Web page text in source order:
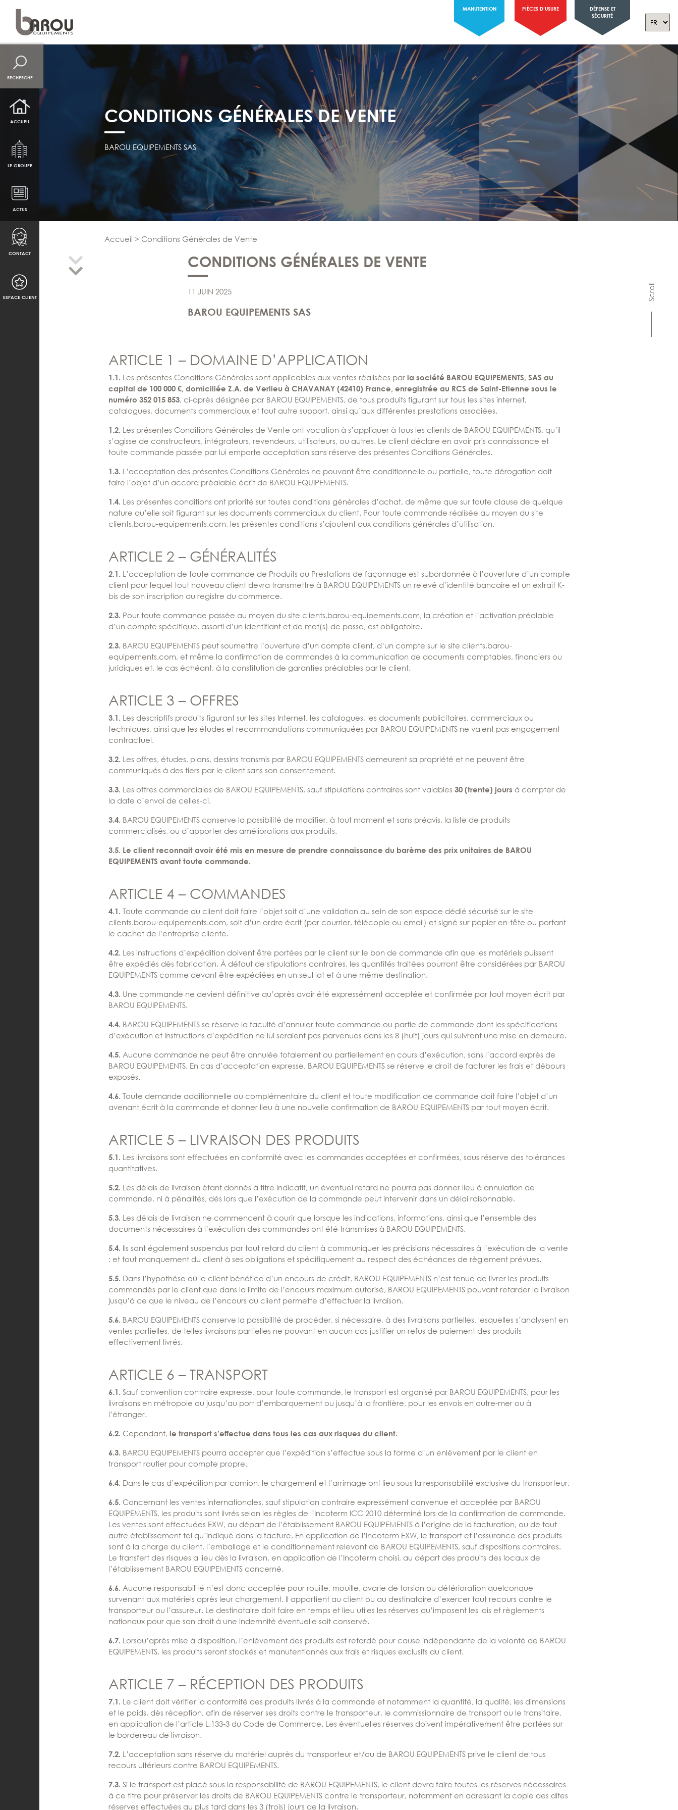
NAVIGATION PRINCIPALE
MANUTENTION PIÈCES D’USURE
DÉFENSE ET
SÉCURITÉ
RECHERCHE
ACCUEIL
LE GROUPE
ACTUS
CONTACT
ESPACE CLIENT
CONDITIONS GÉNÉRALES DE VENTE
BAROU EQUIPEMENTS SAS
Scroll
Accueil > Conditions Générales de Vente
CONDITIONS GÉNÉRALES DE VENTE
11 JUIN 2025
BAROU EQUIPEMENTS SAS
ARTICLE 1 – DOMAINE D’APPLICATION
1.1. Les présentes Conditions Générales sont applicables aux ventes réalisées par la société BAROU EQUIPEMENTS, SAS au
capital de 100 000 €, domiciliée Z.A. de Verlieu à CHAVANAY (42410) France, enregistrée au RCS de Saint-Etienne sous le
numéro 352 015 853, ci-après désignée par BAROU EQUIPEMENTS, de tous produits figurant sur tous les sites internet,
catalogues, documents commerciaux et tout autre support, ainsi qu’aux différentes prestations associées.
1.2. Les présentes Conditions Générales de Vente ont vocation à s’appliquer à tous les clients de BAROU EQUIPEMENTS, qu’il
s’agisse de constructeurs, intégrateurs, revendeurs, utilisateurs, ou autres. Le client déclare en avoir pris connaissance et
toute commande passée par lui emporte acceptation sans réserve des présentes Conditions Générales.
1.3. L’acceptation des présentes Conditions Générales ne pouvant être conditionnelle ou partielle, toute dérogation doit
faire l’objet d’un accord préalable écrit de BAROU EQUIPEMENTS.
1.4. Les présentes conditions ont priorité sur toutes conditions générales d’achat, de même que sur toute clause de quelque
nature qu’elle soit figurant sur les documents commerciaux du client. Pour toute commande réalisée au moyen du site
clients.barou-equipements.com, les présentes conditions s’ajoutent aux conditions générales d’utilisation.
ARTICLE 2 – GÉNÉRALITÉS
2.1. L’acceptation de toute commande de Produits ou Prestations de façonnage est subordonnée à l’ouverture d’un compte
client pour lequel tout nouveau client devra transmettre à BAROU EQUIPEMENTS un relevé d’identité bancaire et un extrait K-
bis de son inscription au registre du commerce.
2.3. Pour toute commande passée au moyen du site clients.barou-equipements.com, la création et l’activation préalable
d’un compte spécifique, assorti d’un identifiant et de mot(s) de passe, est obligatoire.
2.3. BAROU EQUIPEMENTS peut soumettre l’ouverture d’un compte client, d’un compte sur le site clients.barou-
equipements.com, et même la confirmation de commandes à la communication de documents comptables, financiers ou
juridiques et, le cas échéant, à la constitution de garanties préalables par le client.
ARTICLE 3 – OFFRES
3.1. Les descriptifs produits figurant sur les sites Internet, les catalogues, les documents publicitaires, commerciaux ou
techniques, ainsi que les études et recommandations communiquées par BAROU EQUIPEMENTS ne valent pas engagement
contractuel.
3.2. Les offres, études, plans, dessins transmis par BAROU EQUIPEMENTS demeurent sa propriété et ne peuvent être
communiqués à des tiers par le client sans son consentement.
3.3. Les offres commerciales de BAROU EQUIPEMENTS, sauf stipulations contraires sont valables 30 (trente) jours à compter de
la date d’envoi de celles-ci.
3.4. BAROU EQUIPEMENTS conserve la possibilité de modifier, à tout moment et sans préavis, la liste de produits
commercialisés, ou d’apporter des améliorations aux produits.
3.5. Le client reconnait avoir été mis en mesure de prendre connaissance du barème des prix unitaires de BAROU
EQUIPEMENTS avant toute commande.
ARTICLE 4 – COMMANDES
4.1. Toute commande du client doit faire l’objet soit d’une validation au sein de son espace dédié sécurisé sur le site
clients.barou-equipements.com, soit d’un ordre écrit (par courrier, télécopie ou email) et signé sur papier en-tête ou portant
le cachet de l’entreprise cliente.
4.2. Les instructions d’expédition doivent être portées par le client sur le bon de commande afin que les matériels puissent
être expédiés dès fabrication. À défaut de stipulations contraires, les quantités traitées pourront être considérées par BAROU
EQUIPEMENTS comme devant être expédiées en un seul lot et à une même destination.
4.3. Une commande ne devient définitive qu’après avoir été expressément acceptée et confirmée par tout moyen écrit par
BAROU EQUIPEMENTS.
4.4. BAROU EQUIPEMENTS se réserve la faculté d’annuler toute commande ou partie de commande dont les spécifications
d’exécution et instructions d’expédition ne lui seraient pas parvenues dans les 8 (huit) jours qui suivront une mise en demeure.
4.5. Aucune commande ne peut être annulée totalement ou partiellement en cours d’exécution, sans l’accord exprès de
BAROU EQUIPEMENTS. En cas d’acceptation expresse, BAROU EQUIPEMENTS se réserve le droit de facturer les frais et débours
exposés.
4.6. Toute demande additionnelle ou complémentaire du client et toute modification de commande doit faire l’objet d’un
avenant écrit à la commande et donner lieu à une nouvelle confirmation de BAROU EQUIPEMENTS par tout moyen écrit.
ARTICLE 5 – LIVRAISON DES PRODUITS
5.1. Les livraisons sont effectuées en conformité avec les commandes acceptées et confirmées, sous réserve des tolérances
quantitatives.
5.2. Les délais de livraison étant donnés à titre indicatif, un éventuel retard ne pourra pas donner lieu à annulation de
commande, ni à pénalités, dès lors que l’exécution de la commande peut intervenir dans un délai raisonnable.
5.3. Les délais de livraison ne commencent à courir que lorsque les indications, informations, ainsi que l’ensemble des
documents nécessaires à l’exécution des commandes ont été transmises à BAROU EQUIPEMENTS.
5.4. Ils sont également suspendus par tout retard du client à communiquer les précisions nécessaires à l’exécution de la vente
; et tout manquement du client à ses obligations et spécifiquement au respect des échéances de règlement prévues.
5.5. Dans l’hypothèse où le client bénéfice d’un encours de crédit, BAROU EQUIPEMENTS n’est tenue de livrer les produits
commandés par le client que dans la limite de l’encours maximum autorisé, BAROU EQUIPEMENTS pouvant retarder la livraison
jusqu’à ce que le niveau de l’encours du client permette d’effectuer la livraison.
5.6. BAROU EQUIPEMENTS conserve la possibilité de procéder, si nécessaire, à des livraisons partielles, lesquelles s’analysent en
ventes partielles, de telles livraisons partielles ne pouvant en aucun cas justifier un refus de paiement des produits
effectivement livrés.
ARTICLE 6 – TRANSPORT
6.1. Sauf convention contraire expresse, pour toute commande, le transport est organisé par BAROU EQUIPEMENTS, pour les
livraisons en métropole ou jusqu’au port d’embarquement ou jusqu’à la frontière, pour les envois en outre-mer ou à
l’étranger.
6.2. Cependant, le transport s’effectue dans tous les cas aux risques du client.
6.3. BAROU EQUIPEMENTS pourra accepter que l’expédition s’effectue sous la forme d’un enlèvement par le client en
transport routier pour compte propre.
6.4. Dans le cas d’expédition par camion, le chargement et l’arrimage ont lieu sous la responsabilité exclusive du transporteur.
6.5. Concernant les ventes internationales, sauf stipulation contraire expressément convenue et acceptée par BAROU
EQUIPEMENTS, les produits sont livrés selon les règles de l’Incoterm ICC 2010 déterminé lors de la confirmation de commande.
Les ventes sont effectuées EXW, au départ de l’établissement BAROU EQUIPEMENTS à l’origine de la facturation, ou de tout
autre établissement tel qu’indiqué dans la facture. En application de l’Incoterm EXW, le transport et l’assurance des produits
sont à la charge du client, l’emballage et le conditionnement relevant de BAROU EQUIPEMENTS, sauf dispositions contraires.
Le transfert des risques a lieu dès la livraison, en application de l’Incoterm choisi, au départ des produits des locaux de
l’établissement BAROU EQUIPEMENTS concerné.
6.6. Aucune responsabilité n’est donc acceptée pour rouille, mouille, avarie de torsion ou détérioration quelconque
survenant aux matériels après leur chargement. Il appartient au client ou au destinataire d’exercer tout recours contre le
transporteur ou l’assureur. Le destinataire doit faire en temps et lieu utiles les réserves qu’imposent les lois et règlements
nationaux pour que son droit à une indemnité éventuelle soit conservé.
6.7. Lorsqu’après mise à disposition, l’enlèvement des produits est retardé pour cause indépendante de la volonté de BAROU
EQUIPEMENTS, les produits seront stockés et manutentionnés aux frais et risques exclusifs du client.
ARTICLE 7 – RÉCEPTION DES PRODUITS
7.1. Le client doit vérifier la conformité des produits livrés à la commande et notamment la quantité, la qualité, les dimensions
et le poids, dès réception, afin de réserver ses droits contre le transporteur, le commissionnaire de transport ou le transitaire,
en application de l’article L.133-3 du Code de Commerce. Les éventuelles réserves doivent impérativement être portées sur
le bordereau de livraison.
7.2. L’acceptation sans réserve du matériel auprès du transporteur et/ou de BAROU EQUIPEMENTS prive le client de tous
recours ultérieurs contre BAROU EQUIPEMENTS.
7.3. Si le transport est placé sous la responsabilité de BAROU EQUIPEMENTS, le client devra faire toutes les réserves nécessaires
à ce titre pour préserver les droits de BAROU EQUIPEMENTS contre le transporteur, notamment en adressant la copie des dites
réserves effectuées au plus tard dans les 3 (trois) jours de la livraison.